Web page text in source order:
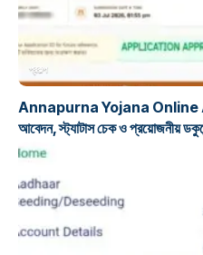
প্রকল্প
Annapurna Yojana Online
আবেদন, স্ট্যাটাস চেক ও প্রয়োজনীয়